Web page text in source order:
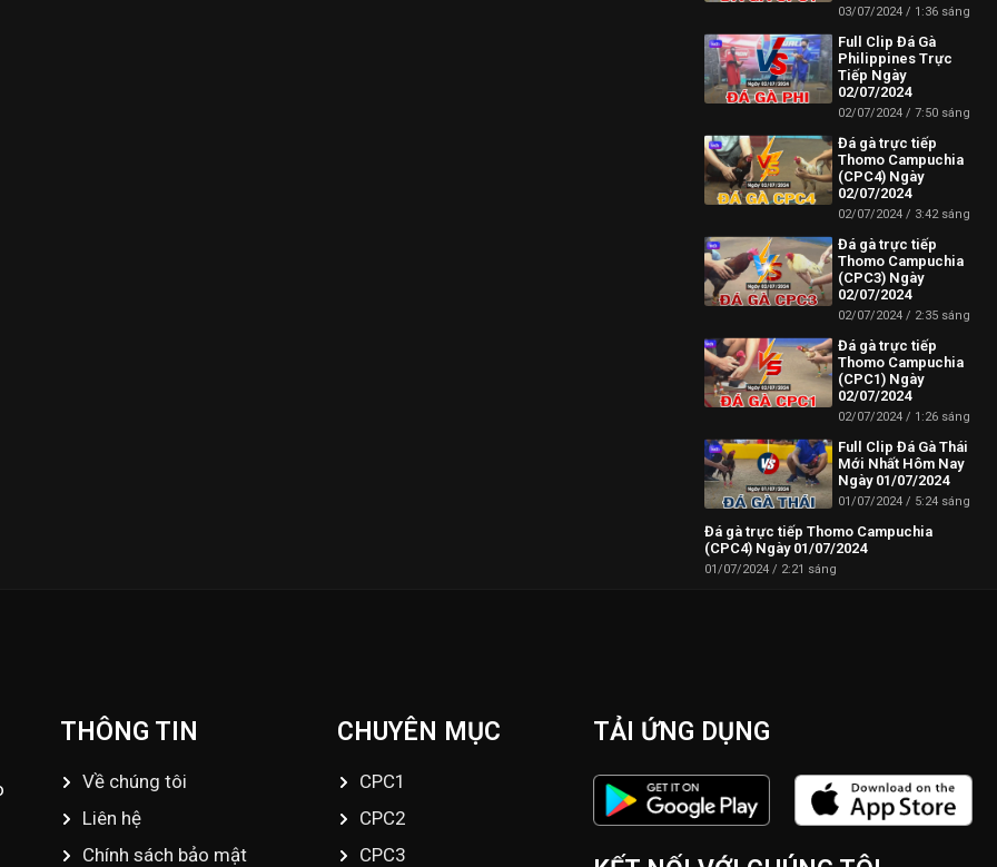
03/07/2024 1:36 sáng
Full Clip Đá Gà
Philippines Trực
Tiếp Ngày
02/07/2024
02/07/2024 7:50 sáng
Đá gà trực tiếp
Thomo Campuchia
(CPC4) Ngày
02/07/2024
02/07/2024 3:42 sáng
Đá gà trực tiếp
Thomo Campuchia
(CPC3) Ngày
02/07/2024
02/07/2024 2:35 sáng
Đá gà trực tiếp
Thomo Campuchia
(CPC1) Ngày
02/07/2024
02/07/2024 1:26 sáng
Full Clip Đá Gà Thái
Mới Nhất Hôm Nay
Ngày 01/07/2024
01/07/2024 5:24 sáng
Đá gà trực tiếp Thomo Campuchia
(CPC4) Ngày 01/07/2024
01/07/2024 2:21 sáng
THÔNG TIN
Về chúng tôi
Liên hệ
Chính sách bảo mật
CHUYÊN MỤC
CPC1
CPC2
CPC3
TẢI ỨNG DỤNG